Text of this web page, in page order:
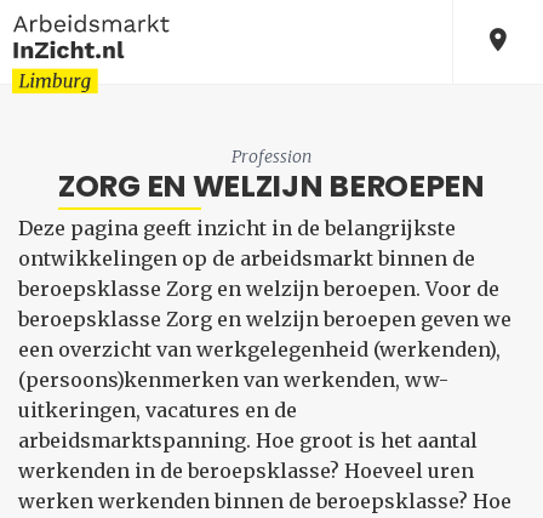
Profession
ZORG EN WELZIJN BEROEPEN
Deze pagina geeft inzicht in de belangrijkste
ontwikkelingen op de arbeidsmarkt binnen de
beroepsklasse Zorg en welzijn beroepen. Voor de
beroepsklasse Zorg en welzijn beroepen geven we
een overzicht van werkgelegenheid (werkenden),
(persoons)kenmerken van werkenden, ww-
uitkeringen, vacatures en de
arbeidsmarktspanning. Hoe groot is het aantal
werkenden in de beroepsklasse? Hoeveel uren
werken werkenden binnen de beroepsklasse? Hoe